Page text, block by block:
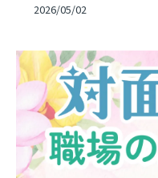
2026/05/02